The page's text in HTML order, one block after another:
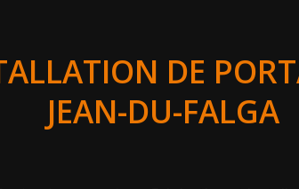
DE
JEAN-DU-FALGA